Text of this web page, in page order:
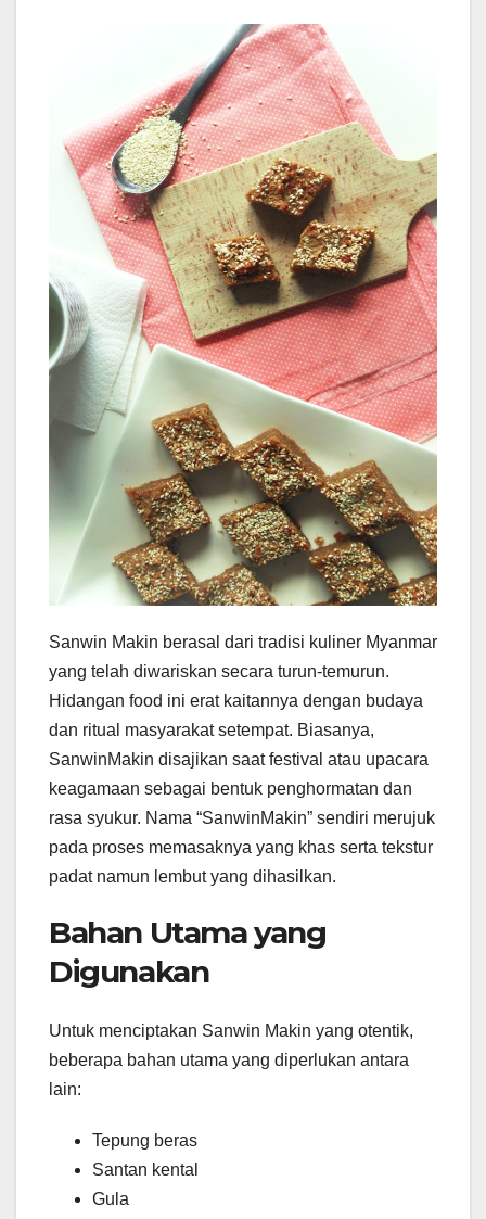
Sanwin Makin berasal dari tradisi kuliner Myanmar
yang telah diwariskan secara turun-temurun.
Hidangan food ini erat kaitannya dengan budaya
dan ritual masyarakat setempat. Biasanya,
SanwinMakin disajikan saat festival atau upacara
keagamaan sebagai bentuk penghormatan dan
rasa syukur. Nama “SanwinMakin” sendiri merujuk
pada proses memasaknya yang khas serta tekstur
padat namun lembut yang dihasilkan.
Bahan Utama yang
Digunakan
Untuk menciptakan Sanwin Makin yang otentik,
beberapa bahan utama yang diperlukan antara
lain:
Tepung beras
Santan kental
Gula